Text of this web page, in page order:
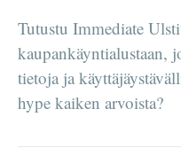
Tutustu Immediate
kaupankäyntialustaan,
tietoja ja
hype kaiken arvoista?